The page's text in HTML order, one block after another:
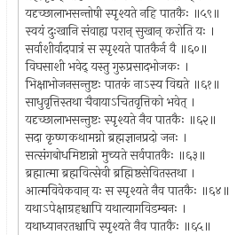
यदृच्छालाभसन्तोषी स्पृश्यते नहि पातकैः ॥५९॥
स्वयं दुःखानि संवाह्य परान् सुखान् करोति यः ।
सर्वाशीर्वादपात्रं स स्पृश्यते पातकैर्न वै ॥६०॥
विघसाशी भवेद् यस्तु गुरुप्रसादभोजकः ।
भिक्षाभोजनसन्तुष्टः पातकं नाऽस्य विद्यते ॥६१॥
साधुवृत्तिस्तथा चैवायाऽचितवृत्तिको भवेत् ।
यदृच्छालाभसन्तुष्टः स्पृश्यते नैव पातकैः ॥६२॥
सदा कृष्णकथामग्नो ब्रह्मज्ञानप्रदो जनः ।
सत्संगबोधमिष्टान्नो मुच्यते सर्वपातकैः ॥६३॥
ब्रह्मात्मा ब्रह्मवित्सेवी ब्रह्मिष्ठसेवितस्तथा ।
आत्मविवेकवान् यः स स्पृश्यते नैव पातकैः ॥६४॥
यथाऽपेक्षाग्रहश्चापि यथात्यागविडम्बनः ।
यथाध्यानरतश्चापि स्पृश्यते नैव पातकैः ॥६५॥